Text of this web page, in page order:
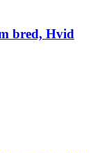
bred, Hvid